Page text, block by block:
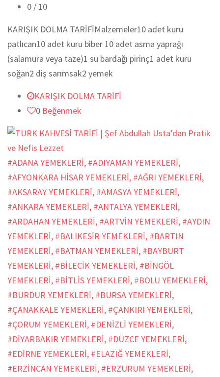
0 / 10
KARIŞIK DOLMA TARİFİMalzemeler10 adet kuru
patlıcan10 adet kuru biber 10 adet asma yaprağı
(salamura veya taze)1 su bardağı pirinç1 adet kuru
soğan2 diş sarımsak2 yemek
KARIŞIK DOLMA TARİFİ
0 Beğenmek
#ADANA YEMEKLERİ, #ADIYAMAN YEMEKLERİ,
#AFYONKARA HİSAR YEMEKLERİ, #AĞRI YEMEKLERİ,
#AKSARAY YEMEKLERİ, #AMASYA YEMEKLERİ,
#ANKARA YEMEKLERİ, #ANTALYA YEMEKLERİ,
#ARDAHAN YEMEKLERİ, #ARTVİN YEMEKLERİ, #AYDIN
YEMEKLERİ, #BALIKESİR YEMEKLERİ, #BARTIN
YEMEKLERİ, #BATMAN YEMEKLERİ, #BAYBURT
YEMEKLERİ, #BİLECİK YEMEKLERİ, #BİNGÖL
YEMEKLERİ, #BİTLİS YEMEKLERİ, #BOLU YEMEKLERİ,
#BURDUR YEMEKLERİ, #BURSA YEMEKLERİ,
#ÇANAKKALE YEMEKLERİ, #ÇANKIRI YEMEKLERİ,
#ÇORUM YEMEKLERİ, #DENİZLİ YEMEKLERİ,
#DİYARBAKIR YEMEKLERİ, #DÜZCE YEMEKLERİ,
#EDİRNE YEMEKLERİ, #ELAZIĞ YEMEKLERİ,
#ERZİNCAN YEMEKLERİ, #ERZURUM YEMEKLERİ,